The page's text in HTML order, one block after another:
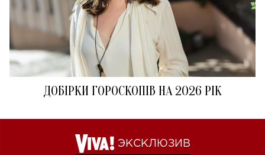
ДОБІРКИ ГОРОСКОПІВ НА 2026 РІК
ЭКСКЛЮЗИВ